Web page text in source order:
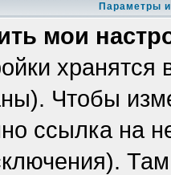
Параметры
мои
Чтобы
ссылка на